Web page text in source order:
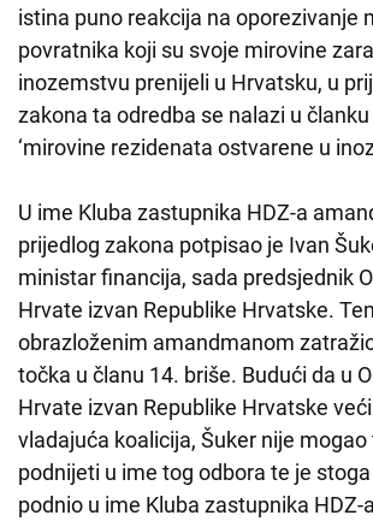
istina puno reakcija na oporezivanje
povratnika koji su svoje mirovine
inozemstvu prenijeli u Hrvatsku, u
zakona ta odredba se nalazi u
‘mirovine rezidenata ostvarene u
U ime Kluba zastupnika HDZ-a
prijedlog zakona potpisao je Ivan
ministar financija, sada predsjednik
Hrvate izvan Republike Hrvatske.
obrazloženim amandmanom
točka u članu 14. briše. Budući da u
Hrvate izvan Republike Hrvatske
vladajuća koalicija, Šuker nije
podnijeti u ime tog odbora te je
podnio u ime Kluba zastupnika HDZ-